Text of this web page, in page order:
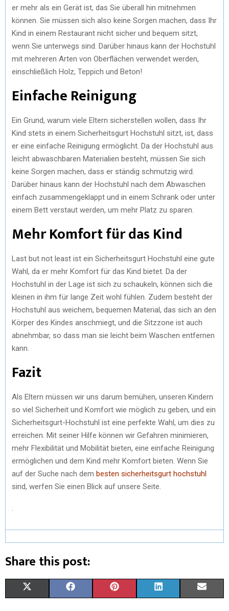
er mehr als ein Gerät ist, das Sie überall hin mitnehmen
können. Sie müssen sich also keine Sorgen machen, dass Ihr
Kind in einem Restaurant nicht sicher und bequem sitzt,
wenn Sie unterwegs sind. Darüber hinaus kann der Hochstuhl
mit mehreren Arten von Oberflächen verwendet werden,
einschließlich Holz, Teppich und Beton!
Einfache Reinigung
Ein Grund, warum viele Eltern sicherstellen wollen, dass Ihr
Kind stets in einem Sicherheitsgurt Hochstuhl sitzt, ist, dass
er eine einfache Reinigung ermöglicht. Da der Hochstuhl aus
leicht abwaschbaren Materialien besteht, müssen Sie sich
keine Sorgen machen, dass er ständig schmutzig wird.
Darüber hinaus kann der Hochstuhl nach dem Abwaschen
einfach zusammengeklappt und in einem Schrank oder unter
einem Bett verstaut werden, um mehr Platz zu sparen.
Mehr Komfort für das Kind
Last but not least ist ein Sicherheitsgurt Hochstuhl eine gute
Wahl, da er mehr Komfort für das Kind bietet. Da der
Hochstuhl in der Lage ist sich zu schaukeln, können sich die
kleinen in ihm für lange Zeit wohl fühlen. Zudem besteht der
Hochstuhl aus weichem, bequemen Material, das sich an den
Körper des Kindes anschmiegt, und die Sitzzone ist auch
abnehmbar, so dass man sie leicht beim Waschen entfernen
kann.
Fazit
Als Eltern müssen wir uns darum bemühen, unseren Kindern
so viel Sicherheit und Komfort wie möglich zu geben, und ein
Sicherheitsgurt-Hochstuhl ist eine perfekte Wahl, um dies zu
erreichen. Mit seiner Hilfe können wir Gefahren minimieren,
mehr Flexibilität und Mobilität bieten, eine einfache Reinigung
ermöglichen und dem Kind mehr Komfort bieten. Wenn Sie
auf der Suche nach dem besten sicherheitsgurt hochstuhl
sind, werfen Sie einen Blick auf unsere Seite.
Share this post: